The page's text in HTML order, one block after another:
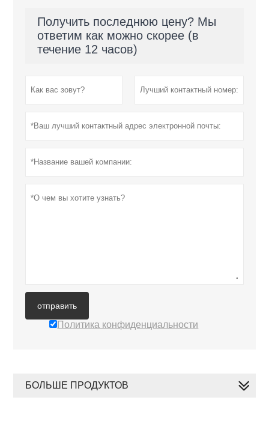
Получить последнюю цену? Мы
ответим как можно скорее (в
течение 12 часов)
отправить
Политика конфиденциальности
БОЛЬШЕ ПРОДУКТОВ